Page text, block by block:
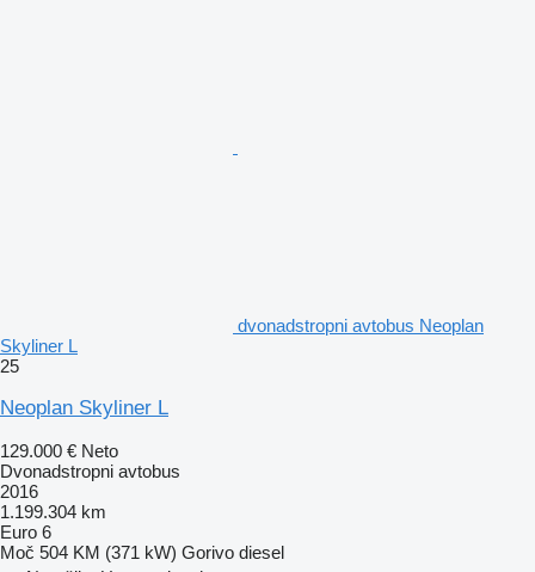
dvonadstropni avtobus Neoplan
Skyliner L
25
Neoplan Skyliner L
129.000 € Neto
Dvonadstropni avtobus
2016
1.199.304 km
Euro 6
Moč 504 KM (371 kW) Gorivo diesel